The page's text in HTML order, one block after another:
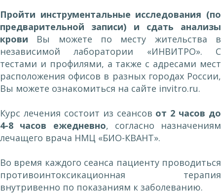
Пройти инструментальные исследования (по
предварительной записи) и сдать анализы
крови Вы можете по месту жительства в
независимой лаборатории «ИНВИТРО». С
тестами и профилями, а также с адресами мест
расположения офисов в разных городах России,
Вы можете ознакомиться на сайте invitro.ru.
Курс лечения состоит из сеансов от 2 часов до
4-8 часов ежедневно, согласно назначениям
лечащего врача НМЦ «БИО-КВАНТ».
Во время каждого сеанса пациенту проводиться
противоинтоксикационная терапия
внутривенно по показаниям к заболеванию.